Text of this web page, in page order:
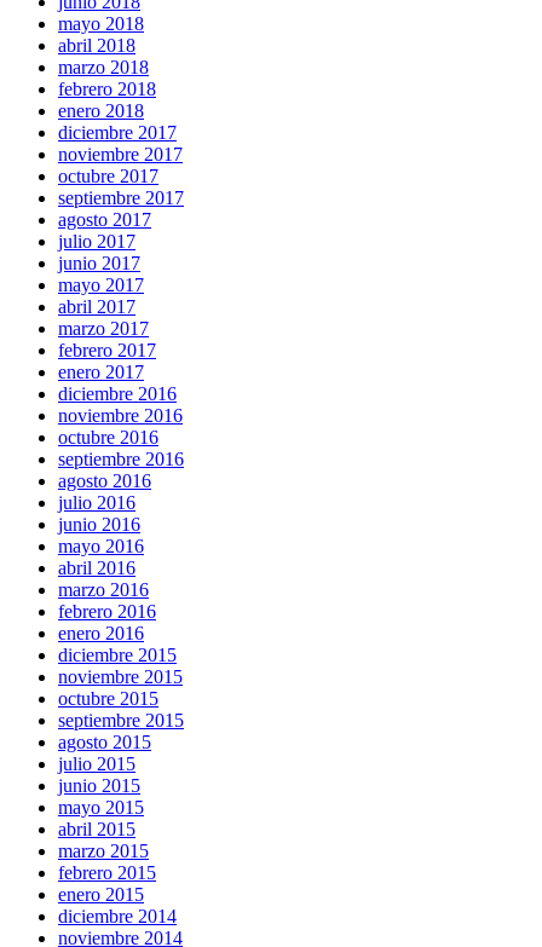
mayo 2018
abril 2018
marzo 2018
febrero 2018
enero 2018
diciembre 2017
noviembre 2017
octubre 2017
septiembre 2017
agosto 2017
julio 2017
junio 2017
mayo 2017
abril 2017
marzo 2017
febrero 2017
enero 2017
diciembre 2016
noviembre 2016
octubre 2016
septiembre 2016
agosto 2016
julio 2016
junio 2016
mayo 2016
abril 2016
marzo 2016
febrero 2016
enero 2016
diciembre 2015
noviembre 2015
octubre 2015
septiembre 2015
agosto 2015
julio 2015
junio 2015
mayo 2015
abril 2015
marzo 2015
febrero 2015
enero 2015
diciembre 2014
noviembre 2014